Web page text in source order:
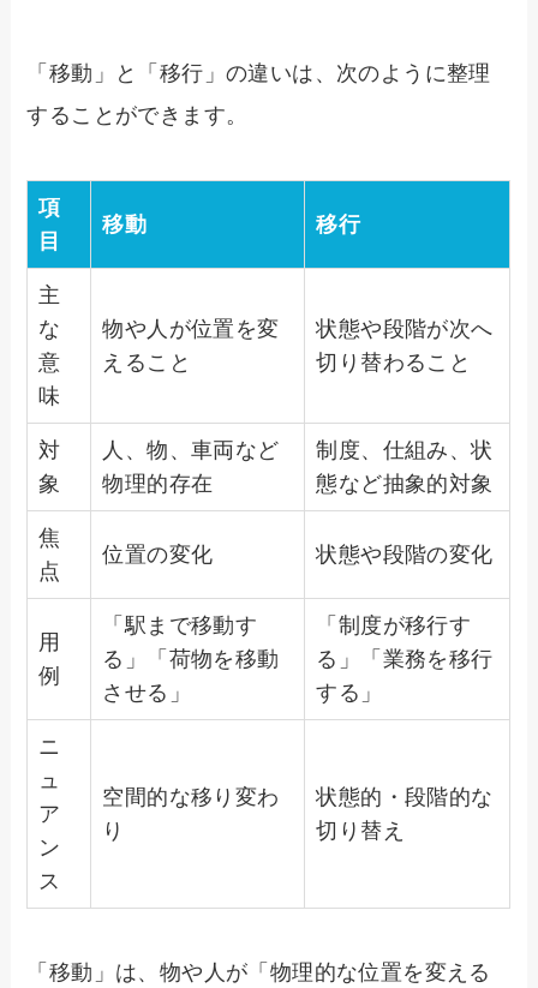
「移動」と「移行」の違いは、次のように整理
することができます。
項
目
移動 移行
主
な
意
味
物や人が位置を変
えること
状態や段階が次へ
切り替わること
対
象
人、物、車両など
物理的存在
制度、仕組み、状
態など抽象的対象
焦
点
位置の変化 状態や段階の変化
用
例
「駅まで移動す
る」「荷物を移動
させる」
「制度が移行す
る」「業務を移行
する」
ニ
ュ
ア
ン
ス
空間的な移り変わ
り
状態的・段階的な
切り替え
「移動」は、物や人が「物理的な位置を変える